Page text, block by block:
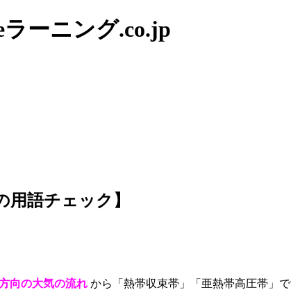
ーニング.co.jp
語チェック】
向の大気の流れ から「熱帯収束帯」「亜熱帯高圧帯」で